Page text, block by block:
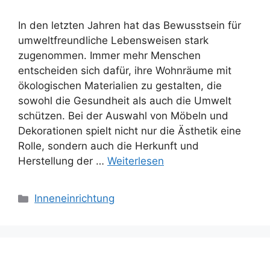
In den letzten Jahren hat das Bewusstsein für
umweltfreundliche Lebensweisen stark
zugenommen. Immer mehr Menschen
entscheiden sich dafür, ihre Wohnräume mit
ökologischen Materialien zu gestalten, die
sowohl die Gesundheit als auch die Umwelt
schützen. Bei der Auswahl von Möbeln und
Dekorationen spielt nicht nur die Ästhetik eine
Rolle, sondern auch die Herkunft und
Herstellung der … Weiterlesen
Kategorien
Inneneinrichtung